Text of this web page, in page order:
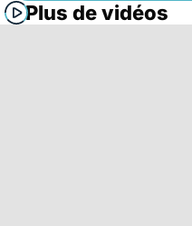
Plus de vidéos